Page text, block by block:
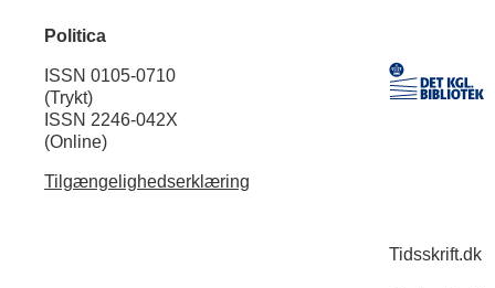
Politica
ISSN 0105-0710
(Trykt)
ISSN 2246-042X
(Online)
Tilgængelighedserklæring